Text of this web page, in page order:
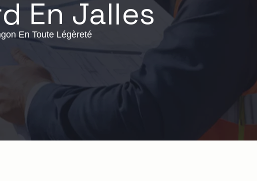
En Jalles
En Toute Légèreté